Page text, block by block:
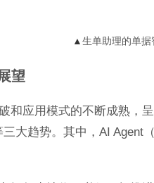
▲生单助理的单
望
和应用模式的不断成熟，
三大趋势。其中，AI